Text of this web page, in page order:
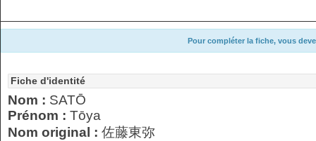
Pour compléter la fiche, vous
Fiche d'identité
Nom : SATŌ
Prénom : Tōya
Nom original : 佐藤東弥